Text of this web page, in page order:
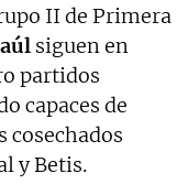
II de Primera
siguen en
partidos
capaces de
cosechados
y Betis.